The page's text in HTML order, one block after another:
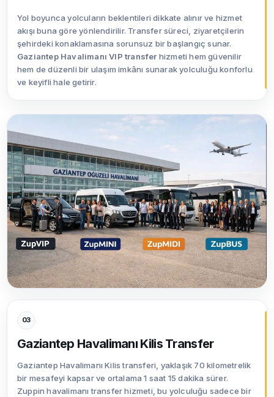
Yol boyunca yolcuların beklentileri dikkate alınır ve hizmet
akışı buna göre yönlendirilir. Transfer süreci, ziyaretçilerin
şehirdeki konaklamasına sorunsuz bir başlangıç sunar.
Gaziantep Havalimanı VIP transfer hizmeti hem güvenilir
hem de düzenli bir ulaşım imkânı sunarak yolculuğu konforlu
ve keyifli hale getirir.
03
Gaziantep Havalimanı Kilis Transfer
Gaziantep Havalimanı Kilis transferi, yaklaşık 70 kilometrelik
bir mesafeyi kapsar ve ortalama 1 saat 15 dakika sürer.
Zuppin havalimanı transfer hizmeti, bu yolculuğu sadece bir